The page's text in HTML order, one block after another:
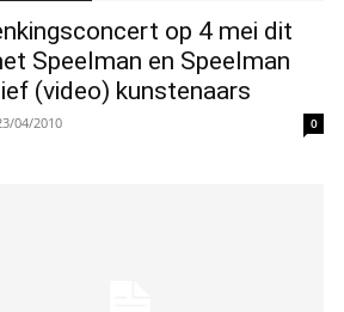
op 4 mei dit
Speelman en Speelman
(video) kunstenaars
04/2010 0